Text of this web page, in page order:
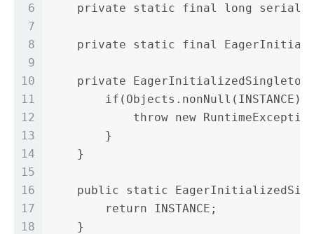
6
7
8
9
10
11
12
13
14
15
16
17
18
private static final long
private static final
private
throw new
        }
    }
public static
        return INSTANCE;
    }